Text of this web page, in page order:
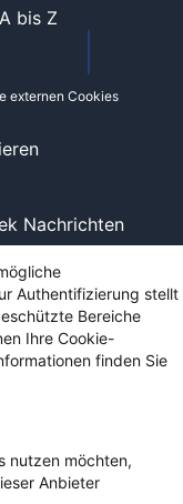
Nachrichten
bis Z
externen Cookies
Authentifizierung stellt
Bereiche
Ihre Cookie-
finden Sie
nutzen möchten,
Anbieter